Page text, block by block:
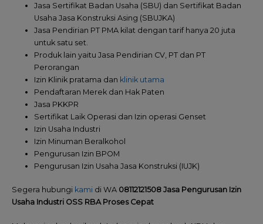
Jasa Sertifikat Badan Usaha (SBU) dan Sertifikat Badan
Usaha Jasa Konstruksi Asing (SBUJKA)
Jasa Pendirian PT PMA kilat dengan tarif hanya 20 juta
untuk satu set.
Produk lain yaitu Jasa Pendirian CV, PT dan PT
Perorangan
Izin Klinik pratama dan klinik utama
Pendaftaran Merek dan Hak Paten
Jasa PKKPR
Sertifikat Laik Operasi dan Izin operasi Genset
Izin Usaha Industri
Izin Minuman Beralkohol
Pengurusan Izin BPOM
Pengurusan Izin Usaha Jasa Konstruksi (IUJK)
Segera hubungi kami di WA 08112121508 Jasa Pengurusan Izin
Usaha Industri OSS RBA Proses Cepat